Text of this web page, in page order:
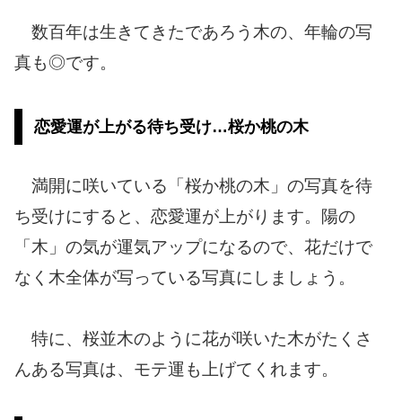
数百年は生きてきたであろう木の、年輪の写
真も◎です。
恋愛運が上がる待ち受け…桜か桃の木
満開に咲いている「桜か桃の木」の写真を待
ち受けにすると、恋愛運が上がります。陽の
「木」の気が運気アップになるので、花だけで
なく木全体が写っている写真にしましょう。
特に、桜並木のように花が咲いた木がたくさ
んある写真は、モテ運も上げてくれます。